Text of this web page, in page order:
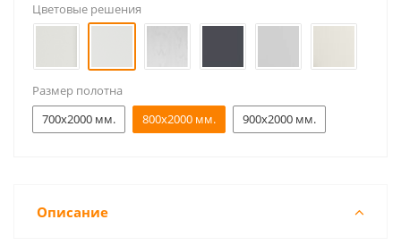
Цветовые решения
Размер полотна
700x2000 мм.
800x2000 мм. 900x2000 мм.
Описание